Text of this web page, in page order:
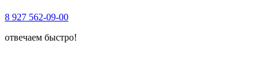
8 927 562-09-00
отвечаем быстро!